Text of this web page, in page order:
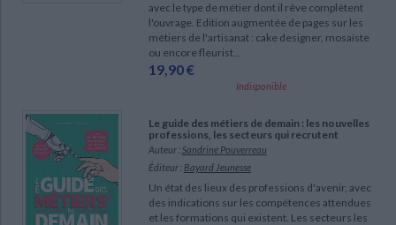
avec le type de métier dont il rêve complètent
l'ouvrage. Edition augmentée de pages sur les
métiers de l'artisanat : cake designer, mosaïste
ou encore fleurist...
19,90 €
Indisponible
Le guide des métiers de demain : les nouvelles
professions, les secteurs qui recrutent
Auteur : Sandrine Pouverreau
Éditeur : Bayard Jeunesse
Un état des lieux des professions d'avenir, avec
des indications sur les compétences attendues
et les formations qui existent. Les secteurs les